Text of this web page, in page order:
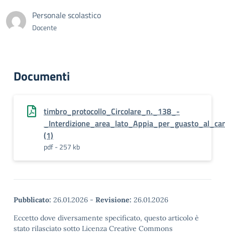
Personale scolastico
Docente
Documenti
timbro_protocollo_Circolare_n._138_-
(1)
pdf - 257 kb
Pubblicato: 26.01.2026 - Revisione: 26.01.2026
Eccetto dove diversamente specificato, questo articolo è
stato rilasciato sotto Licenza Creative Commons